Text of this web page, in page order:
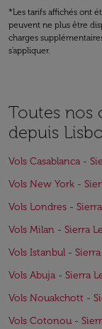
*Les tarifs affichés ont
peuvent ne plus être
charges
s'appliquer.
Toutes nos
depuis
Vols Casablanca -
Vols New York -
Vols Londres -
Vols Milan - Sierra
Vols Istanbul -
Vols Abuja - Sierra
Vols Nouakchott -
Vols Cotonou -